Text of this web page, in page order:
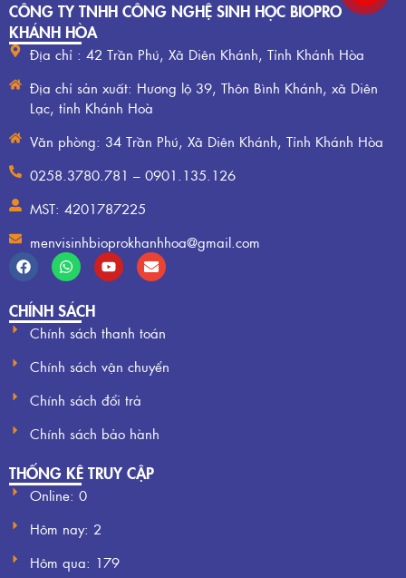
CÔNG TY TNHH CÔNG NGHỆ SINH HỌC BIOPRO
KHÁNH HÒA
Địa chỉ : 42 Trần Phú, Xã Diên Khánh, Tỉnh Khánh Hòa
Địa chỉ sản xuất: Hương lộ 39, Thôn Bình Khánh, xã Diên
Lạc, tỉnh Khánh Hoà
Văn phòng: 34 Trần Phú, Xã Diên Khánh, Tỉnh Khánh Hòa
0258.3780.781 – 0901.135.126
MST: 4201787225
menvisinhbioprokhanhhoa@gmail.com
CHÍNH SÁCH
Chính sách thanh toán
Chính sách vận chuyển
Chính sách đổi trả
Chính sách bảo hành
THỐNG KÊ TRUY CẬP
Online: 0
Hôm nay: 2
Hôm qua: 179